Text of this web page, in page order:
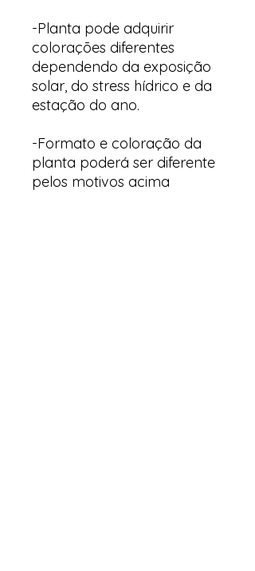
-Planta pode adquirir
colorações diferentes
dependendo da exposição
solar, do stress hídrico e da
estação do ano.
-Formato e coloração da
planta poderá ser diferente
pelos motivos acima